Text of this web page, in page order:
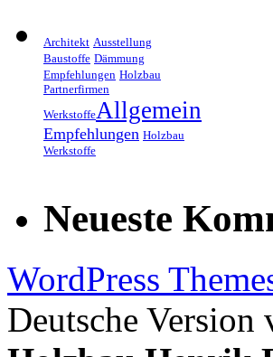
Architekt Ausstellung
Baustoffe Dämmung
Empfehlungen Holzbau
Partnerfirmen
WerkstoffeAllgemein
Empfehlungen Holzbau
Werkstoffe
Neueste
WordPress
Deutsche Version